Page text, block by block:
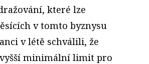
které lze
v tomto byznysu
v létě schválili, že
vyšší minimální limit pro